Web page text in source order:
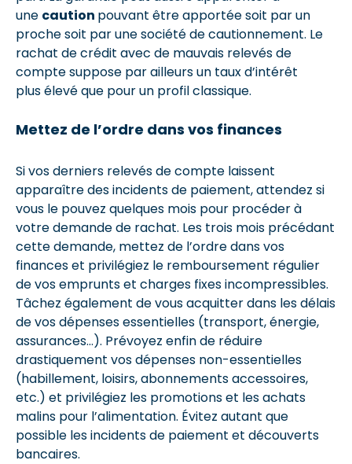
une caution pouvant être apportée soit par un
proche soit par une société de cautionnement. Le
rachat de crédit avec de mauvais relevés de
compte suppose par ailleurs un taux d’intérêt
plus élevé que pour un profil classique.
Mettez de l’ordre dans vos finances
Si vos derniers relevés de compte laissent
apparaître des incidents de paiement, attendez si
vous le pouvez quelques mois pour procéder à
votre demande de rachat. Les trois mois précédant
cette demande, mettez de l’ordre dans vos
finances et privilégiez le remboursement régulier
de vos emprunts et charges fixes incompressibles.
Tâchez également de vous acquitter dans les délais
de vos dépenses essentielles (transport, énergie,
assurances…). Prévoyez enfin de réduire
drastiquement vos dépenses non-essentielles
(habillement, loisirs, abonnements accessoires,
etc.) et privilégiez les promotions et les achats
malins pour l’alimentation. Évitez autant que
possible les incidents de paiement et découverts
bancaires.